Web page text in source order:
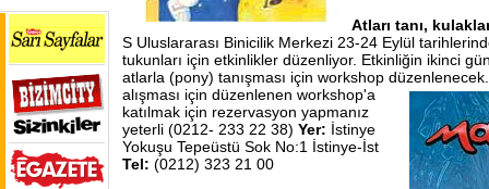
Atları tanı,
S Uluslararası Binicilik Merkezi 23-24 Eylül
tukunları için etkinlikler düzenliyor. Etkinliğin ikinci
atlarla (pony) tanışması için workshop
alışması için düzenlenen workshop'a
katılmak için rezervasyon yapmanız
yeterli (0212- 233 22 38) Yer: İstinye
Yokuşu Tepeüstü Sok No:1 İstinye-İst
Tel: (0212) 323 21 00